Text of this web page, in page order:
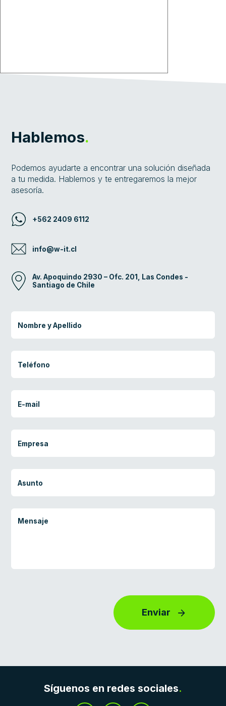
El campo es obligatorio.
Hablemos.
Podemos ayudarte a encontrar una solución diseñada
a tu medida. Hablemos y te entregaremos la mejor
asesoría.
+562 2409 6112
info@w-it.cl
Av. Apoquindo 2930 – Ofc. 201, Las Condes -
Santiago de Chile
Enviar
Síguenos en redes sociales.